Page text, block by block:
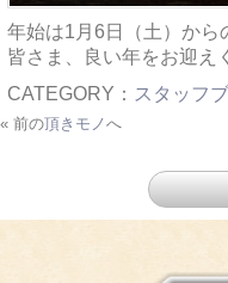
年始は1月6日（土）から
皆さま、良い年をお迎え
CATEGORY： スタッフ
« 前の頂きモノへ